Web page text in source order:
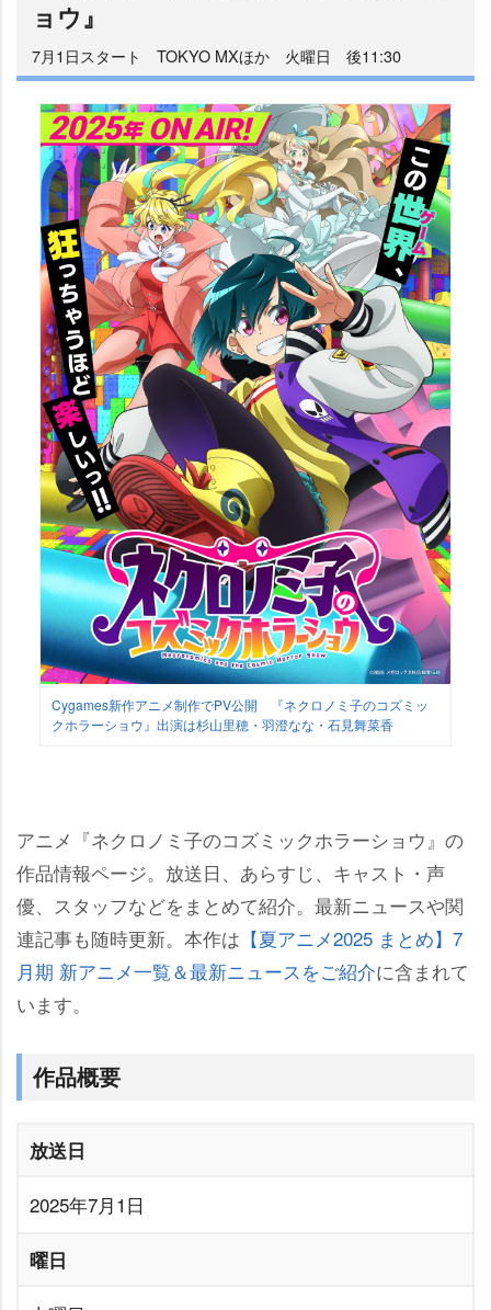
ョウ』
7月1日スタート TOKYO MXほか 火曜日 後11:30
Cygames新作アニメ制作でPV公開 『ネクロノミ子のコズミッ
クホラーショウ』出演は杉山里穂・羽澄なな・石見舞菜香
アニメ『ネクロノミ子のコズミックホラーショウ』の
作品情報ページ。放送日、あらすじ、キャスト・声
優、スタッフなどをまとめて紹介。最新ニュースや関
連記事も随時更新。本作は 【夏アニメ2025 まとめ】7
月期 新アニメ一覧＆最新ニュースをご紹介に含まれて
います。
作品概要
放送日
2025年7月1日
曜日